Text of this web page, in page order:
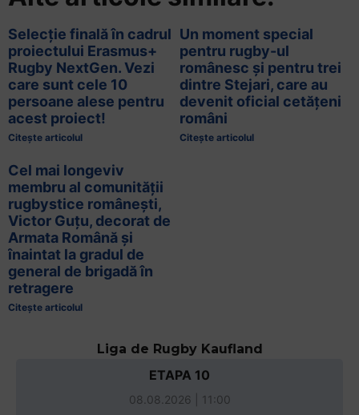
Selecție finală în cadrul
proiectului Erasmus+
Rugby NextGen. Vezi
care sunt cele 10
persoane alese pentru
acest proiect!
Citește articolul
Un moment special
pentru rugby-ul
românesc și pentru trei
dintre Stejari, care au
devenit oficial cetățeni
români
Citește articolul
Cel mai longeviv
membru al comunității
rugbystice românești,
Victor Guțu, decorat de
Armata Română și
înaintat la gradul de
general de brigadă în
retragere
Citește articolul
Liga de Rugby Kaufland
ETAPA 10
08.08.2026 | 11:00